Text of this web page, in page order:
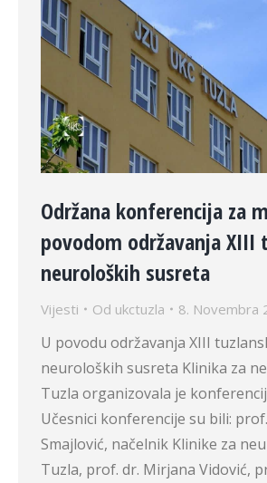
Održana konferencija za
povodom održavanja XIII
neuroloških susreta
Vijesti Od ukctuzla 8. Novembra
U povodu održavanja XIII
neuroloških susreta Klinika za
Tuzla organizovala je
Učesnici konferencije su bili:
Smajlović, načelnik Klinike za
Tuzla, prof. dr. Mirjana Vidović,